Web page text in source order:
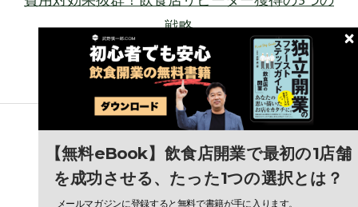
戦略
武野慎一郎とは？ 開業支援
事業計画
サービス一覧
お問合せ
Copyright © 武野慎一郎.com
【無料eBook】飲食店開業で最初の1店舗
を成功させる、たった1つの選択とは？
メールマガジンに登録すると無料で書籍が手に入ります。